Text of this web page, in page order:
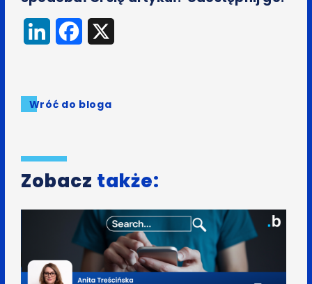
LinkedInFacebook
Wróć do bloga
Zobacz także: